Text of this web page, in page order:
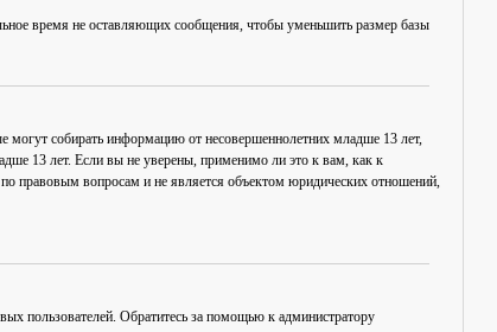
время не оставляющих сообщения, чтобы уменьшить размер базы
собирать информацию от несовершеннолетних младше 13 лет,
13 лет. Если вы не уверены, применимо ли это к вам, как к
правовым вопросам и не является объектом юридических отношений,
пользователей. Обратитесь за помощью к администратору